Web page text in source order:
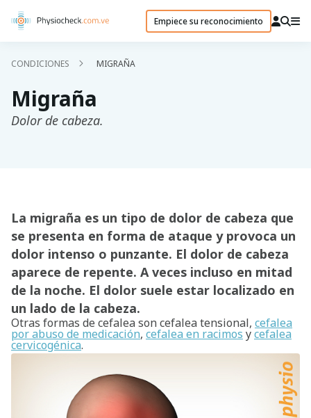
Empiece su reconocimiento
CONDICIONES MIGRAÑA
Migraña
Dolor de cabeza.
La migraña es un tipo de dolor de cabeza que
se presenta en forma de ataque y provoca un
dolor intenso o punzante. El dolor de cabeza
aparece de repente. A veces incluso en mitad
de la noche. El dolor suele estar localizado en
un lado de la cabeza.
Otras formas de cefalea son cefalea tensional, cefalea
por abuso de medicación, cefalea en racimos ycefalea
cervicogénica.